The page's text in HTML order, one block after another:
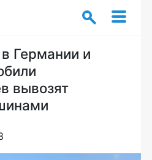
Германии и
вывозят